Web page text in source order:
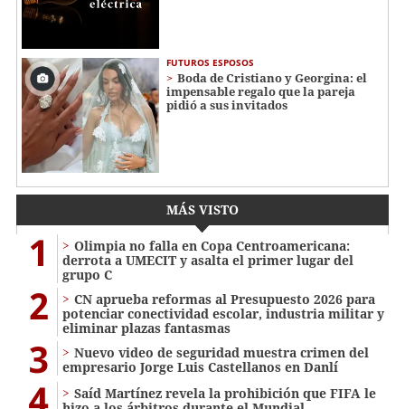
FUTUROS ESPOSOS
Boda de Cristiano y Georgina: el
impensable regalo que la pareja
pidió a sus invitados
MÁS VISTO
1
Olimpia no falla en Copa Centroamericana:
derrota a UMECIT y asalta el primer lugar del
grupo C
2
CN aprueba reformas al Presupuesto 2026 para
potenciar conectividad escolar, industria militar y
eliminar plazas fantasmas
3
Nuevo video de seguridad muestra crimen del
empresario Jorge Luis Castellanos en Danlí
Saíd Martínez revela la prohibición que FIFA le